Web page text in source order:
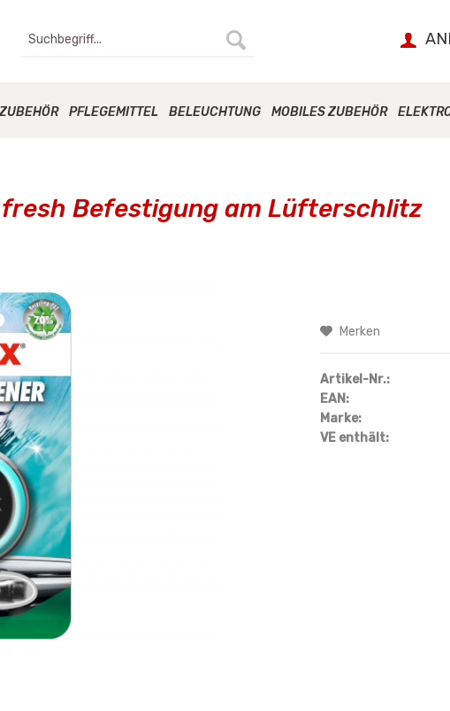
PFLEGEMITTEL BELEUCHTUNG MOBILES ZUBEHÖR
fresh Befestigung am Lüfterschlitz
Merken
Artikel-Nr.:
EAN:
Marke:
VE enthält: